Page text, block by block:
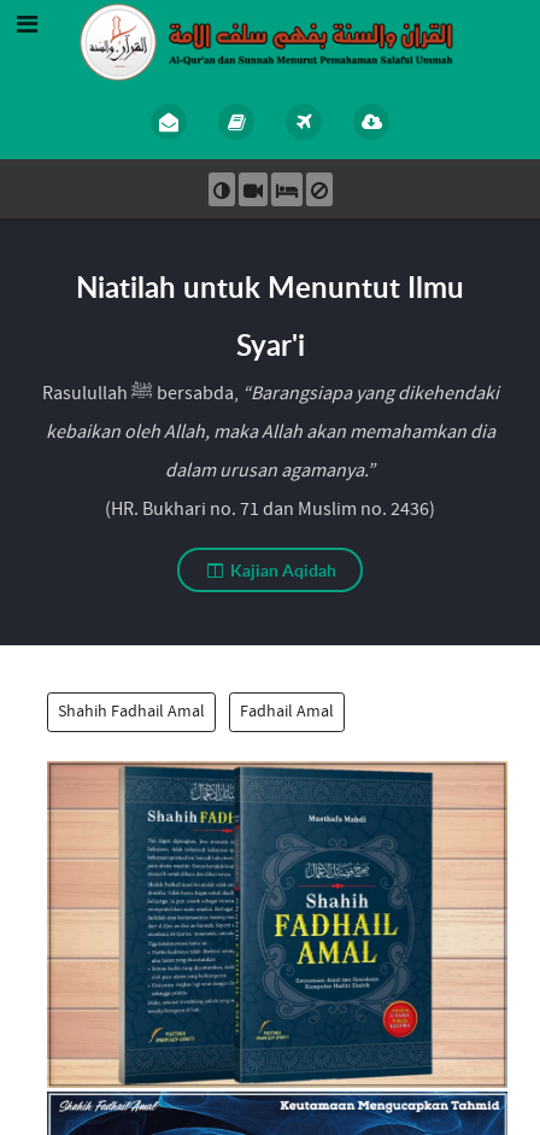
Niatilah untuk Menuntut Ilmu
Syar'i
Rasulullah ﷺ bersabda, “Barangsiapa yang dikehendaki
kebaikan oleh Allah, maka Allah akan memahamkan dia
dalam urusan agamanya.”
(HR. Bukhari no. 71 dan Muslim no. 2436)
Kajian Aqidah
Shahih Fadhail Amal Fadhail Amal